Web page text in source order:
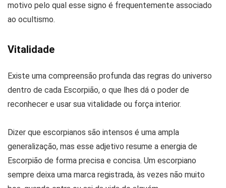
motivo pelo qual esse signo é frequentemente associado
ao ocultismo.
Vitalidade
Existe uma compreensão profunda das regras do universo
dentro de cada Escorpião, o que lhes dá o poder de
reconhecer e usar sua vitalidade ou força interior.
Dizer que escorpianos são intensos é uma ampla
generalização, mas esse adjetivo resume a energia de
Escorpião de forma precisa e concisa. Um escorpiano
sempre deixa uma marca registrada, às vezes não muito